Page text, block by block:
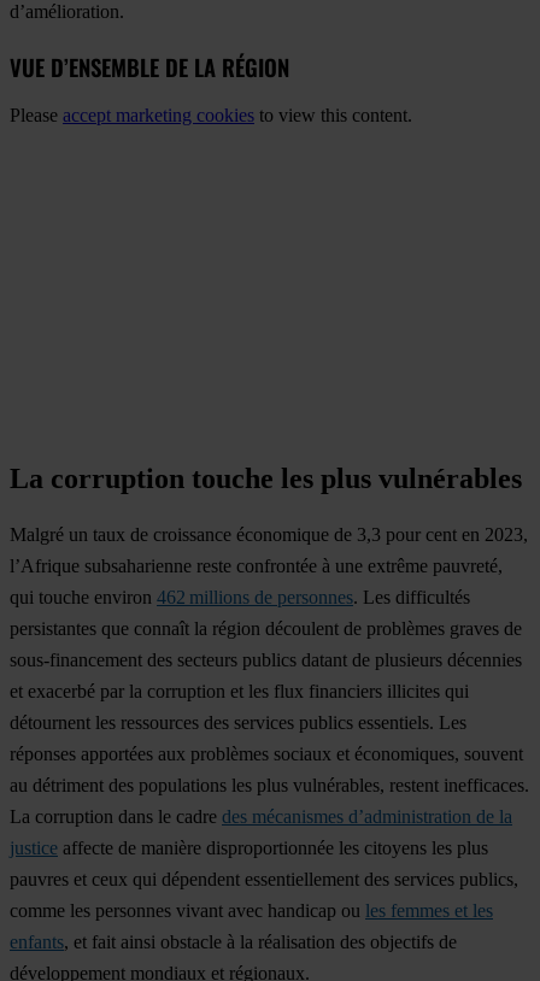
d’amélioration.
VUE D’ENSEMBLE DE LA RÉGION
Please accept marketing cookies to view this content.
La corruption touche les plus vulnérables
Malgré un taux de croissance économique de 3,3 pour cent en 2023,
l’Afrique subsaharienne reste confrontée à une extrême pauvreté,
qui touche environ 462 millions de personnes. Les difficultés
persistantes que connaît la région découlent de problèmes graves de
sous-financement des secteurs publics datant de plusieurs décennies
et exacerbé par la corruption et les flux financiers illicites qui
détournent les ressources des services publics essentiels. Les
réponses apportées aux problèmes sociaux et économiques, souvent
au détriment des populations les plus vulnérables, restent inefficaces.
La corruption dans le cadre des mécanismes d’administration de la
justice affecte de manière disproportionnée les citoyens les plus
pauvres et ceux qui dépendent essentiellement des services publics,
comme les personnes vivant avec handicap ou les femmes et les
enfants, et fait ainsi obstacle à la réalisation des objectifs de
développement mondiaux et régionaux.